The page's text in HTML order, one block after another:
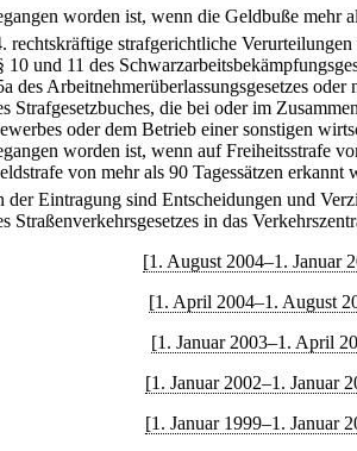
worden ist, wenn die Geldbuße mehr
rechtskräftige strafgerichtliche
10 und 11 des
des Arbeitnehmerüberlassungsgesetzes
Strafgesetzbuches, die bei oder im
oder dem Betrieb einer sonstigen
worden ist, wenn auf Freiheitsstrafe
von mehr als 90 Tagessätzen erkannt
der Eintragung sind Entscheidungen und
Straßenverkehrsgesetzes in das
[1. August 2004–1. Januar
[1. April 2004–1. August
[1. Januar 2003–1. April
[1. Januar 2002–1. Januar
[1. Januar 1999–1. Januar